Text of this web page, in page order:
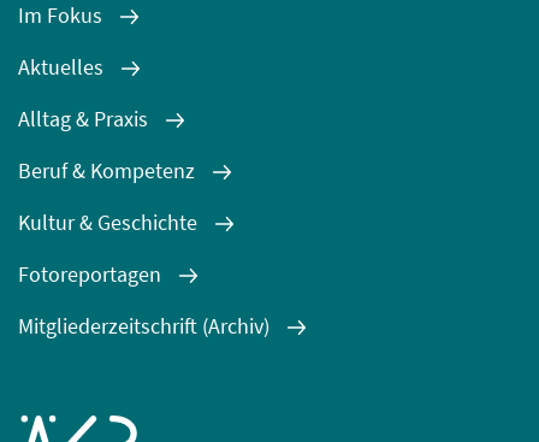
Im Fokus
Aktuelles
Alltag & Praxis
Beruf & Kompetenz
Kultur & Geschichte
Fotoreportagen
Mitgliederzeitschrift (Archiv)